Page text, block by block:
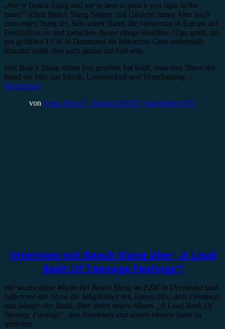
„We’re Beach Slang and we’re here to punch you right in the
heart!“ schrie Beach Slang Sänger und Gitarrist James Alex nach
dem ersten Song des Sets seiner Band, die momentan in Europa auf
Festivaltour ist und zwischen diesen einige Headline-Gigs spielt, im
gut gefüllten FZW in Dortmund ins Mikrofon. Gute anderthalb
Stunden sollte dies auch genau der Fall sein.
Wer Beach Slang schon live gesehen hat weiß, dass eine Show der
Band ein Mix aus Musik, Leidenschaft und Unterhaltung …
Weiterlesen
von Jonas Horn17. August 201627. September 2017
Interview mit Beach Slang über „A Loud
Bash Of Teenage Feelings“!
Wir waren diese Woche bei Beach Slang im FZW in Dortmund und
hatten vor der Show die Möglichkeit mit James Alex, dem Frontman
und Sänger der Band, über deren neues Album „A Loud Bash Of
Teenage Feelings“, das Tourleben und seinen kleinen Sohn zu
sprechen.